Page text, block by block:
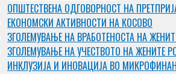
ОПШТЕСТВЕНА ОДГОВОРНОСТ НА
ЕКОНОМСКИ АКТИВНОСТИ НА КОСОВО
ЗГОЛЕМУВАЊЕ НА ВРАБОТЕНОСТА НА
ЗГОЛЕМУВАЊЕ НА УЧЕСТВОТО НА ЖЕНИТЕ
ИНКЛУЗИЈА И ИНОВАЦИЈА ВО